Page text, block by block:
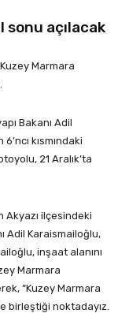
sonu açılacak
Marmara
Bakanı Adil
kısmındaki
21 Aralık’ta
Akyazı ilçesindeki
Adil Karaismailoğlu,
inşaat alanını
Marmara
“Kuzey Marmara
birleştiği noktadayız.